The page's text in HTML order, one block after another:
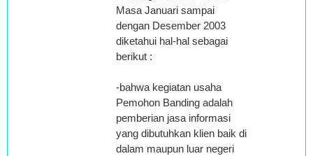
Masa Januari sampai
dengan Desember 2003
diketahui hal-hal sebagai
berikut :
-bahwa kegiatan usaha
Pemohon Banding adalah
pemberian jasa informasi
yang dibutuhkan klien baik di
dalam maupun luar negeri